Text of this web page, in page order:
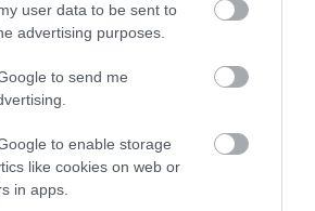
user data to be sent to
advertising purposes.
to send me
to enable storage
like cookies on web or
in apps.
Szánalmas. Szégyen.
Jelentés
Az ételek nagyon finomak
voltak. Szép adagokat